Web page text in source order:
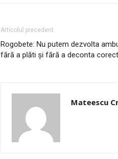
Articolul precedent
Rogobete: Nu putem dezvolta
fără a plăti și fără a deconta
Mateescu